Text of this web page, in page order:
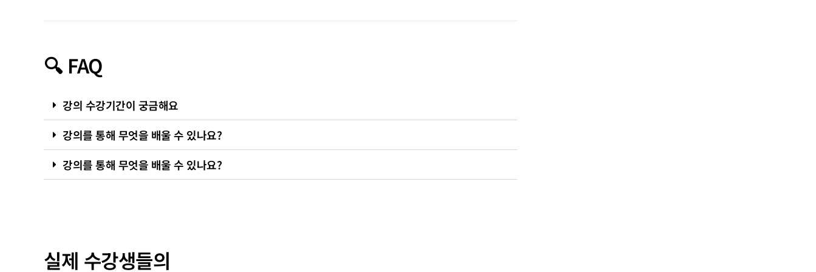
🔍 FAQ
강의 수강기간이 궁금해요
강의를 통해 무엇을 배울 수 있나요?
강의를 통해 무엇을 배울 수 있나요?
실제 수강생들의